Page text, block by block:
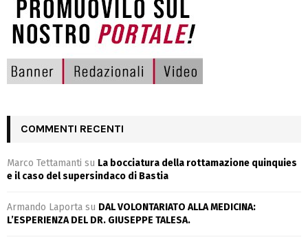
COMMENTI RECENTI
Marco Tettamanti su La bocciatura della rottamazione quinquies
e il caso del supersindaco di Bastia
Armando Laporta su DAL VOLONTARIATO ALLA MEDICINA:
L’ESPERIENZA DEL DR. GIUSEPPE TALESA.